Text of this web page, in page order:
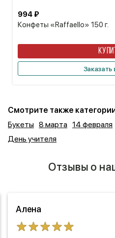
Конфеты «Raffaello» 150 г.
994 ₽
Заказать
Смотрите также
Букеты 8 марта 14 февраля
День учителя
Отзывы о
Алена